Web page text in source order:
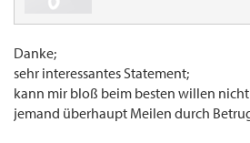
Danke;
sehr interessantes Statement;
kann mir bloß beim besten willen
jemand überhaupt Meilen durch